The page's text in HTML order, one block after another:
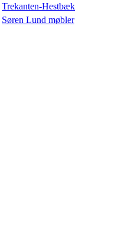
Trekanten-Hestbæk
Søren Lund møbler